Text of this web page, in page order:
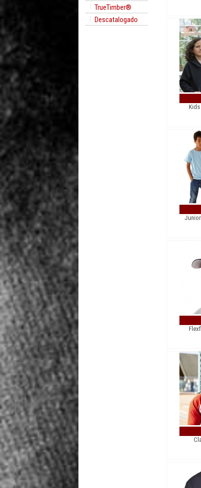
TrueTimber®
Descatalogado